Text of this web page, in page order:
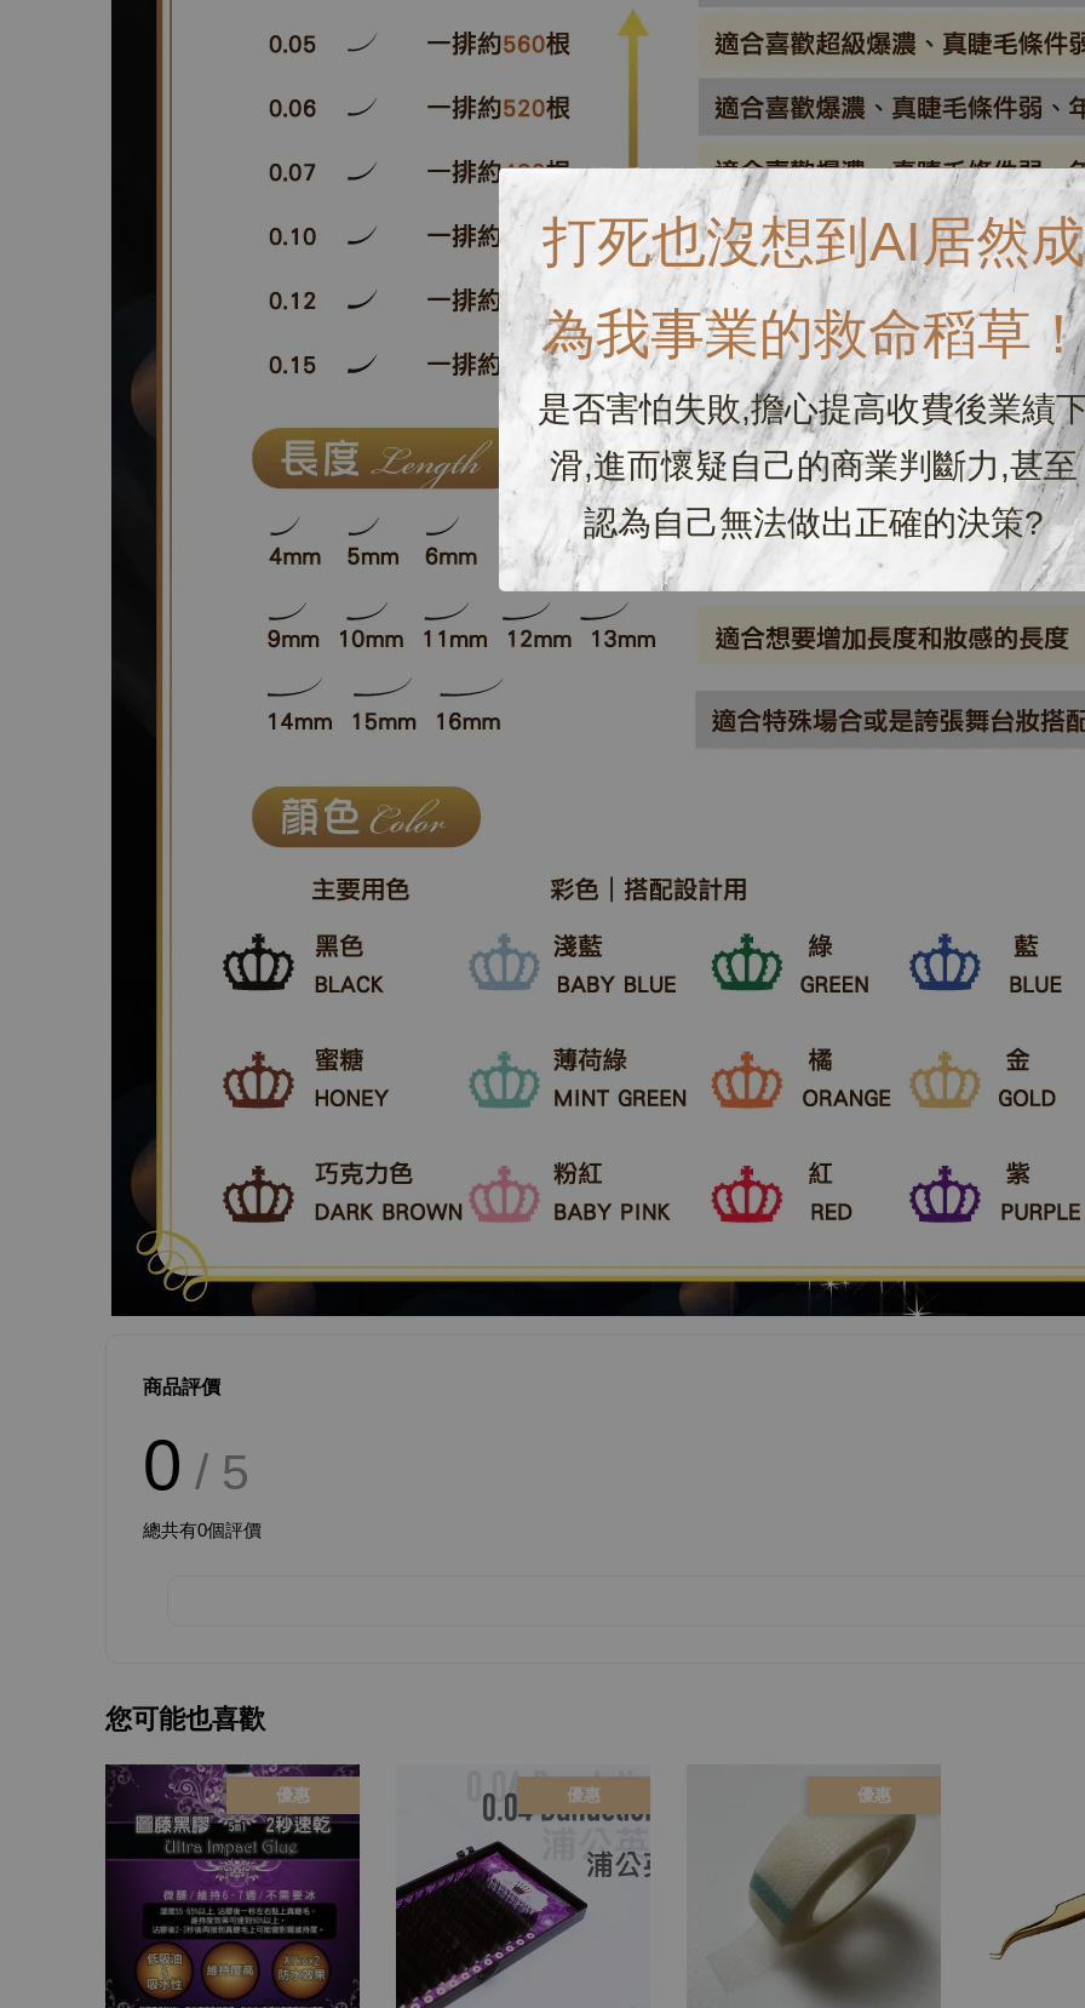
打死也沒想到AI居然成
為我事業的救命稻草！
是否害怕失敗,擔心提高收費後業績
滑,進而懷疑自己的商業判斷力,甚至
認為自己無法做出正確的決策?
商品評價
0 / 5
總共有0個評價
您可能也喜歡
優惠 優惠 優惠